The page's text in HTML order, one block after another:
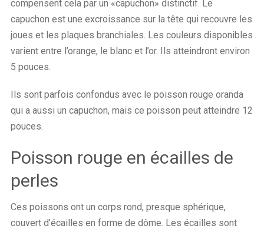
compensent cela par un «capuchon» distinctif. Le
capuchon est une excroissance sur la tête qui recouvre les
joues et les plaques branchiales. Les couleurs disponibles
varient entre l’orange, le blanc et l’or. Ils atteindront environ
5 pouces.
Ils sont parfois confondus avec le poisson rouge oranda
qui a aussi un capuchon, mais ce poisson peut atteindre 12
pouces.
Poisson rouge en écailles de
perles
Ces poissons ont un corps rond, presque sphérique,
couvert d’écailles en forme de dôme. Les écailles sont